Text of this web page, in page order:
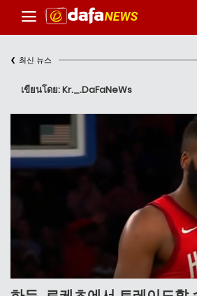
‹ 최신 뉴스
เขียนโดย: Kr._.DaFaNeWs